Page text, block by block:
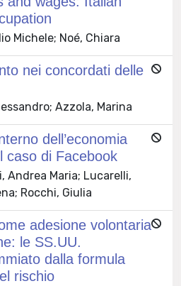
Michele; Noé, Chiara
nei concordati delle
Azzola, Marina
dell’economia
caso di Facebook
Andrea Maria; Lucarelli,
Rocchi, Giulia
adesione volontaria
le SS.UU.
dalla formula
rischio